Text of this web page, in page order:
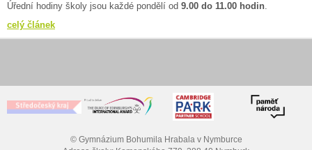
Úřední hodiny školy jsou každé pondělí od 9.00 do 11.00 hodin.
celý článek
© Gymnázium Bohumila Hrabala v Nymburce